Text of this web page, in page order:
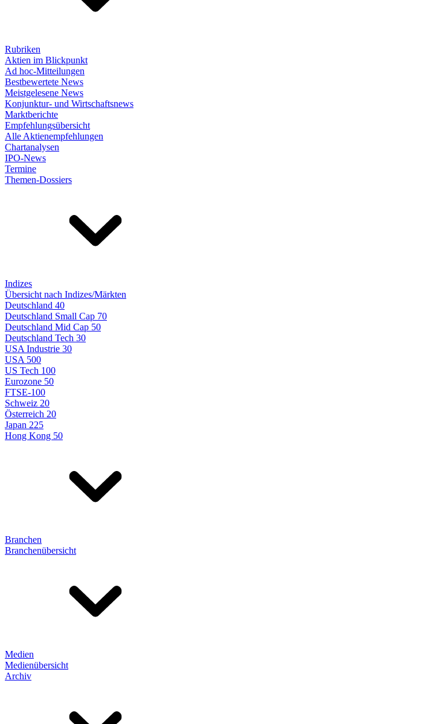
Rubriken
Aktien im Blickpunkt
Ad hoc-Mitteilungen
Bestbewertete News
Meistgelesene News
Konjunktur- und Wirtschaftsnews
Marktberichte
Empfehlungsübersicht
Alle Aktienempfehlungen
Chartanalysen
IPO-News
Termine
Themen-Dossiers
Indizes
Übersicht nach Indizes/Märkten
Deutschland 40
Deutschland Small Cap 70
Deutschland Mid Cap 50
Deutschland Tech 30
USA Industrie 30
USA 500
US Tech 100
Eurozone 50
FTSE-100
Schweiz 20
Österreich 20
Japan 225
Hong Kong 50
Branchen
Branchenübersicht
Medien
Medienübersicht
Archiv